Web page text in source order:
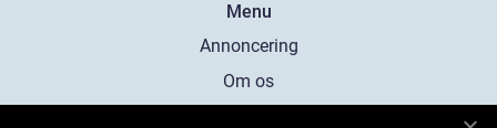
Menu
Annoncering
Om os